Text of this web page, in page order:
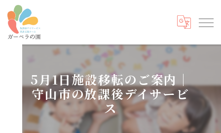
5月1日施設移転のご案内｜
守山市の放課後デイサービ
ス